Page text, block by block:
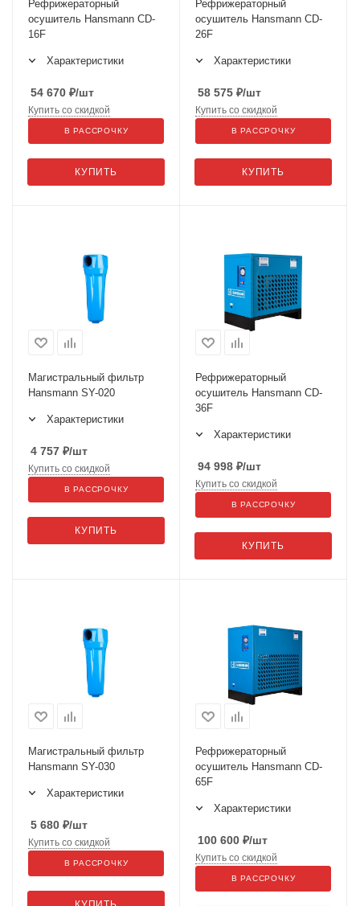
Рефрижераторный
осушитель Hansmann CD-
16F
Характеристики
54 670 ₽/шт
КУПИТЬ
Купить со скидкой
В РАССРОЧКУ
Рефрижераторный
осушитель Hansmann CD-
26F
Характеристики
58 575 ₽/шт
КУПИТЬ
Купить со скидкой
В РАССРОЧКУ
Магистральный фильтр
Hansmann SY-020
Характеристики
4 757 ₽/шт
КУПИТЬ
Купить со скидкой
В РАССРОЧКУ
Рефрижераторный
осушитель Hansmann CD-
36F
Характеристики
94 998 ₽/шт
КУПИТЬ
Купить со скидкой
В РАССРОЧКУ
Магистральный фильтр
Hansmann SY-030
Характеристики
5 680 ₽/шт
Купить со скидкой
В РАССРОЧКУ
Рефрижераторный
осушитель Hansmann CD-
65F
Характеристики
100 600 ₽/шт
Купить со скидкой
В РАССРОЧКУ